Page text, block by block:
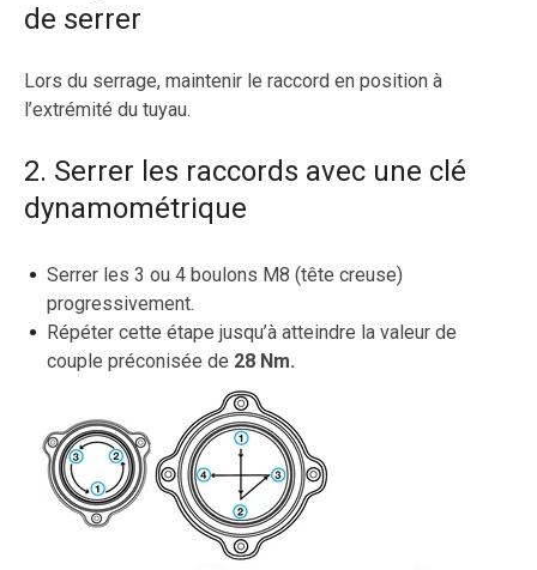
de serrer
Lors du serrage, maintenir le raccord en position à
l’extrémité du tuyau.
2. Serrer les raccords avec une clé
dynamométrique
Serrer les 3 ou 4 boulons M8 (tête creuse)
progressivement.
Répéter cette étape jusqu’à atteindre la valeur de
couple préconisée de 28 Nm.